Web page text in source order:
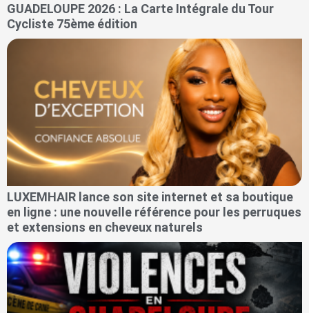
GUADELOUPE 2026 : La Carte Intégrale du Tour
Cycliste 75ème édition
LUXEMHAIR lance son site internet et sa boutique
en ligne : une nouvelle référence pour les perruques
et extensions en cheveux naturels